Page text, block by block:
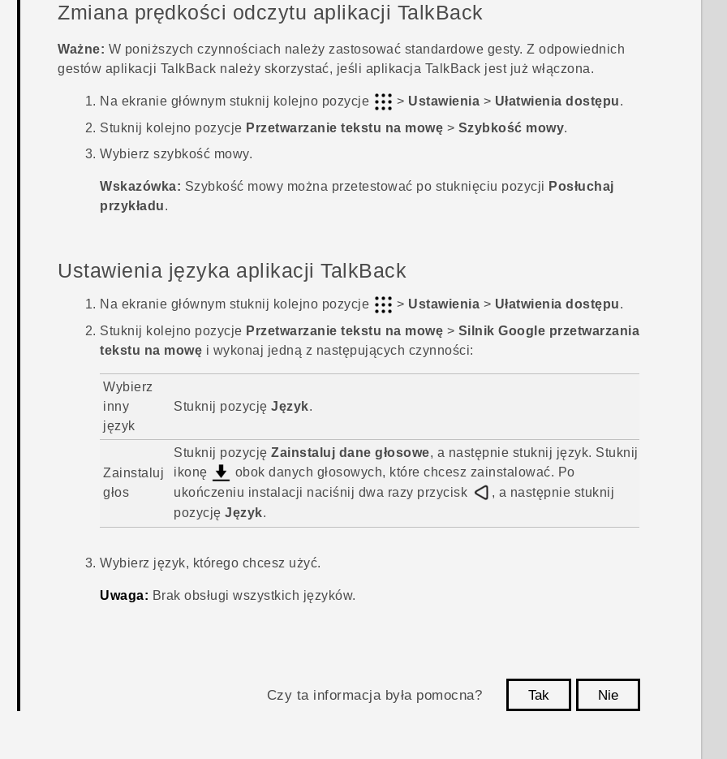
Zmiana prędkości odczytu aplikacji TalkBack
Ważne: W poniższych czynnościach należy zastosować standardowe gesty. Z odpowiednich
gestów aplikacji TalkBack należy skorzystać, jeśli aplikacja TalkBack jest już włączona.
Na ekranie głównym stuknij kolejno pozycje > Ustawienia > Ułatwienia dostępu.
Stuknij kolejno pozycje Przetwarzanie tekstu na mowę > Szybkość mowy.
Wybierz szybkość mowy.
Wskazówka: Szybkość mowy można przetestować po stuknięciu pozycji Posłuchaj
przykładu.
Ustawienia języka aplikacjiTalkBack
Na ekranie głównym stuknij kolejno pozycje > Ustawienia > Ułatwienia dostępu.
Stuknij kolejno pozycje Przetwarzanie tekstu na mowę > Silnik Google przetwarzania
tekstu na mowę i wykonaj jedną z następujących czynności:
Wybierz
inny
język
Stuknij pozycjęJęzyk.
Zainstaluj
głos
Stuknij pozycjęZainstaluj dane głosowe, a następnie stuknij język. Stuknij
ikonę
obok danych głosowych, które chcesz zainstalować. Po
ukończeniu instalacji naciśnij dwa razy przycisk
, a następnie stuknij
pozycjęJęzyk.
Wybierz język, którego chcesz użyć.
Uwaga: Brak obsługi wszystkich języków.
Czy ta informacja była pomocna? Tak
Nie